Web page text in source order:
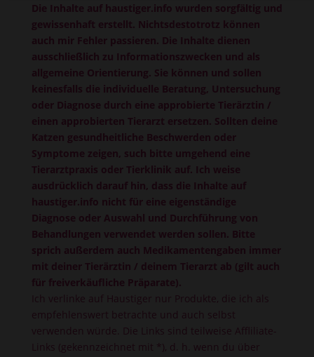
Die Inhalte auf haustiger.info wurden sorgfältig und
gewissenhaft erstellt. Nichtsdestotrotz können
auch mir Fehler passieren. Die Inhalte dienen
ausschließlich zu Informationszwecken und als
allgemeine Orientierung. Sie können und sollen
keinesfalls die individuelle Beratung, Untersuchung
oder Diagnose durch eine approbierte Tierärztin /
einen approbierten Tierarzt ersetzen. Sollten deine
Katzen gesundheitliche Beschwerden oder
Symptome zeigen, such bitte umgehend eine
Tierarztpraxis oder Tierklinik auf. Ich weise
ausdrücklich darauf hin, dass die Inhalte auf
haustiger.info nicht für eine eigenständige
Diagnose oder Auswahl und Durchführung von
Behandlungen verwendet werden sollen. Bitte
sprich außerdem auch Medikamentengaben immer
mit deiner Tierärztin / deinem Tierarzt ab (gilt auch
für freiverkäufliche Präparate).
Ich verlinke auf Haustiger nur Produkte, die ich als
empfehlenswert betrachte und auch selbst
verwenden würde. Die Links sind teilweise Affliliate-
Links (gekennzeichnet mit *), d. h. wenn du über